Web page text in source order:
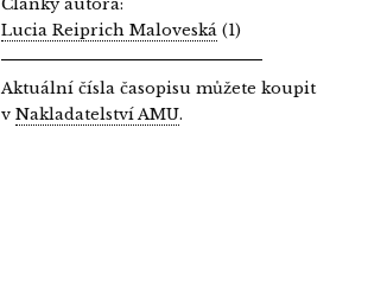
Články autora:
Lucia Reiprich Maloveská (1)
Aktuální čísla časopisu můžete koupit
vNakladatelství AMU.